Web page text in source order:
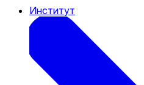
Институт